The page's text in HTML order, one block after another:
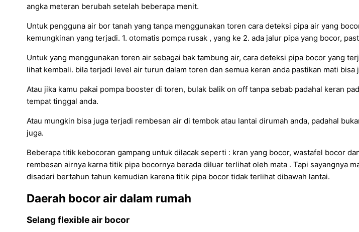
angka meteran berubah setelah beberapa menit.
Untuk pengguna air bor tanah yang tanpa menggunakan toren cara deteksi pipa air yang
kemungkinan yang terjadi. 1. otomatis pompa rusak , yang ke 2. ada jalur pipa yang bocor,
Untuk yang menggunakan toren air sebagai bak tambung air, cara deteksi pipa bocor yang
lihat kembali. bila terjadi level air turun dalam toren dan semua keran anda pastikan mati bisa
Atau jika kamu pakai pompa booster di toren, bulak balik on off tanpa sebab padahal keran
tempat tinggal anda.
Atau mungkin bisa juga terjadi rembesan air di tembok atau lantai dirumah anda, padahal
juga.
Beberapa titik kebocoran gampang untuk dilacak seperti : kran yang bocor, wastafel bocor
rembesan airnya karna titik pipa bocornya berada diluar terlihat oleh mata . Tapi sayangnya
disadari bertahun tahun kemudian karena titik pipa bocor tidak terlihat dibawah lantai.
Daerah bocor air dalam rumah
Selang flexible air bocor